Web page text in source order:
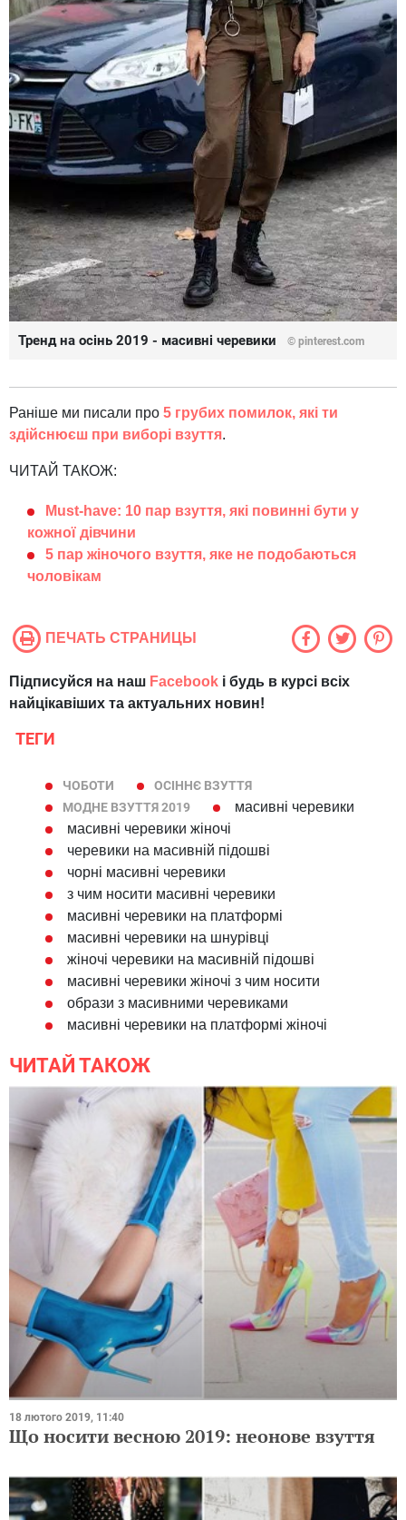
Тренд на осінь 2019 - масивні черевики © pinterest.com
Раніше ми писали про 5 грубих помилок, які ти
здійснюєш при виборі взуття.
ЧИТАЙ ТАКОЖ:
Must-have: 10 пар взуття, які повинні бути у
кожної дівчини
5 пар жіночого взуття, яке не подобаються
чоловікам
ПЕЧАТЬ СТРАНИЦЫ
Підписуйся на наш Facebook і будь в курсі всіх
найцікавіших та актуальних новин!
ТЕГИ
ЧОБОТИ
ОСІННЄ ВЗУТТЯ
МОДНЕ ВЗУТТЯ 2019
масивні черевики
масивні черевики жіночі
черевики на масивній підошві
чорні масивні черевики
з чим носити масивні черевики
масивні черевики на платформі
масивні черевики на шнурівці
жіночі черевики на масивній підошві
масивні черевики жіночі з чим носити
образи з масивними черевиками
масивні черевики на платформі жіночі
ЧИТАЙ ТАКОЖ
18 лютого 2019, 11:40
Що носити весною 2019: неонове взуття